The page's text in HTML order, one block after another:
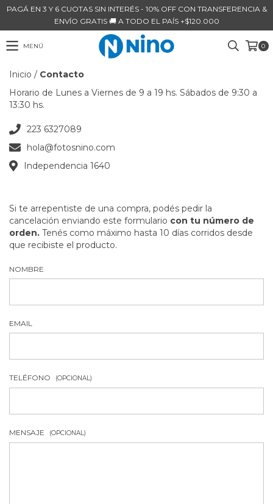
PAGÁ EN 3 Y 6 CUOTAS SIN INTERÉS - 10% OFF CON TRANSFERENCIA &
ENVÍO GRATIS 🚚 A TODO EL PAÍS +$120.000
MENÚ 0
Inicio / Contacto
Horario de Lunes a Viernes de 9 a 19 hs. Sábados de 9:30 a
13:30 hs.
223 6327089
hola@fotosnino.com
Independencia 1640
Si te arrepentiste de una compra, podés pedir la
cancelación enviando este formulario con tu número de
orden. Tenés como máximo hasta 10 días corridos desde
que recibiste el producto.
NOMBRE
EMAIL
TELÉFONO (OPCIONAL)
MENSAJE (OPCIONAL)